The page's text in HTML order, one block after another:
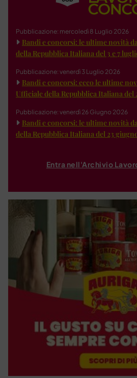
Pubblicazione: mercoledì 8 Luglio 2026
Bandi e concorsi: le ultime novità
della Repubblica Italiana del 3 e 7
Pubblicazione: venerdì 3 Luglio 2026
Bandi e concorsi: ecco le ultime
Ufficiale della Repubblica Italiana del
Pubblicazione: venerdì 26 Giugno 2026
Bandi e concorsi: le ultime novità
della Repubblica Italiana del 23
Entra nell'Archivio